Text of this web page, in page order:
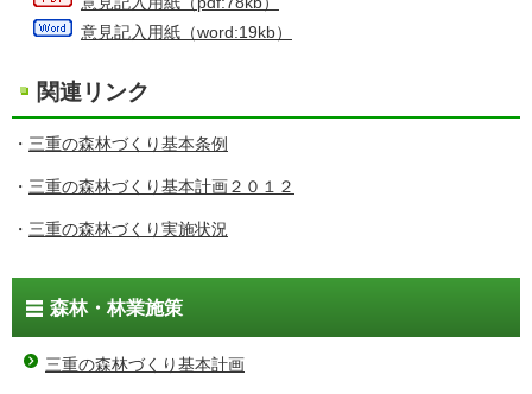
意見記入用紙（word:19kb）
関連リンク
・ 三重の森林づくり基本条例
・ 三重の森林づくり基本計画２０１２
・ 三重の森林づくり実施状況
森林・林業施策
三重の森林づくり基本計画